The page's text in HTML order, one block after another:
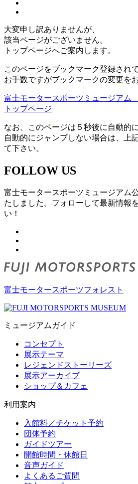
大変申し訳ありませんが、
該当ページがございません。
トップページへご案内します。
このページをブックマーク登録され
お手数ですがブックマークの変更を
富士モータースポーツミュージアム
トップページ
なお、このページは５秒後に自動的
自動的にジャンプしない場合は、上
て下さい。
FOLLOW US
富士モータースポーツミュージアム
たしました。フォローして最新情報
い！
富士モータースポーツフォレスト
ミュージアムガイド
コンセプト
展示テーマ
レジェンドストーリーズ
展示アーカイブ
ショップ＆カフェ
利用案内
入館料／チケット予約
団体予約
ガイドツアー
開館時間・休館日
音声ガイド
よくあるご質問